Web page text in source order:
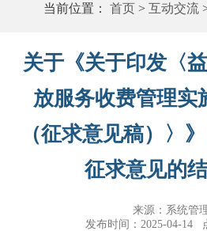
当前位置： 首页 > 互动交流
关于《关于印发〈
放服务收费管理实
（征求意见稿）〉
征求意见的
来源：系统管
发布时间：2025-04-14